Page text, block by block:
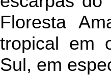
Floresta
tropical em
Sul, em